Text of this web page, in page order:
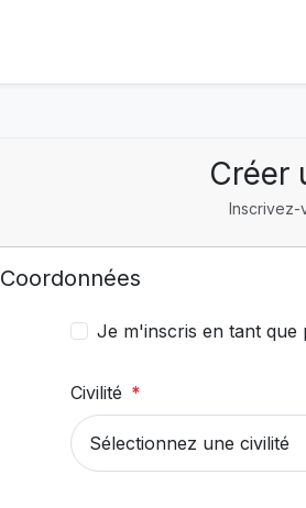
Créer
Inscrivez-
Coordonnées
Je m'inscris en tant que
Civilité